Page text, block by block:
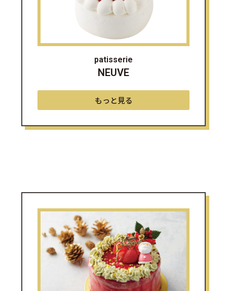
patisserie
NEUVE
もっと見る